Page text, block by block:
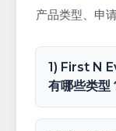
产品类型、申
1) First N
有哪些类型